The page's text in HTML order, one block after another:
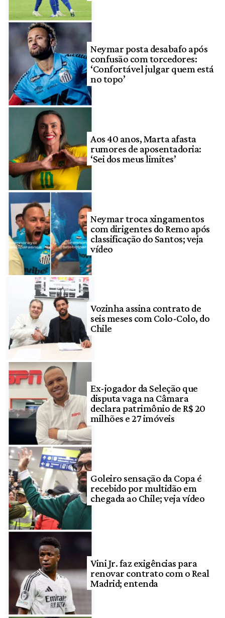
Neymar posta desabafo após
confusão com torcedores:
‘Confortável julgar quem está
no topo’
Aos 40 anos, Marta afasta
rumores de aposentadoria:
‘Sei dos meus limites’
Neymar troca xingamentos
com dirigentes do Remo após
classificação do Santos; veja
vídeo
Vozinha assina contrato de
seis meses com Colo-Colo, do
Chile
Ex-jogador da Seleção que
disputa vaga na Câmara
declara patrimônio de R$ 20
milhões e 27 imóveis
Goleiro sensação da Copa é
recebido por multidão em
chegada ao Chile; veja vídeo
Vini Jr. faz exigências para
renovar contrato com o Real
Madrid; entenda